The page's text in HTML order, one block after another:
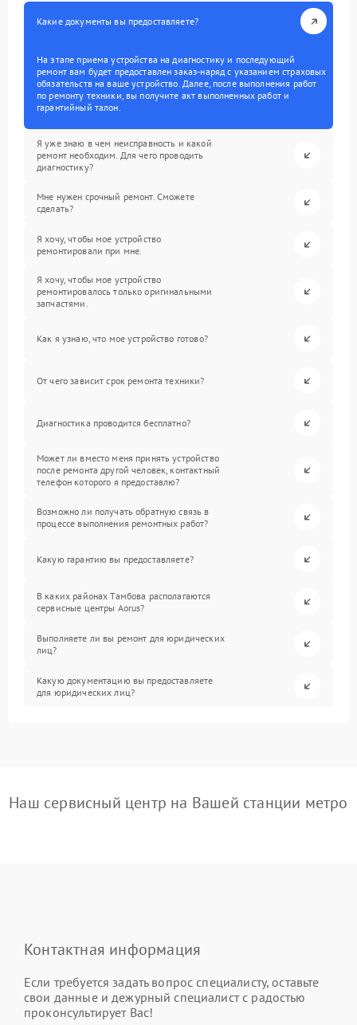
Какие документы вы предоставляете?
На этапе приема устройства на диагностику и последующий
ремонт вам будет предоставлен заказ-наряд с указанием страховых
обязательств на ваше устройство. Далее, после выполнения работ
по ремонту техники, вы получите акт выполненных работ и
гарантийный талон.
Я уже знаю в чем неисправность и какой
ремонт необходим. Для чего проводить
диагностику?
Мне нужен срочный ремонт. Сможете
сделать?
Я хочу, чтобы мое устройство
ремонтировали при мне.
Я хочу, чтобы мое устройство
ремонтировалось только оригинальными
запчастями.
Как я узнаю, что мое устройство готово?
От чего зависит срок ремонта техники?
Диагностика проводится бесплатно?
Может ли вместо меня принять устройство
после ремонта другой человек, контактный
телефон которого я предоставлю?
Возможно ли получать обратную связь в
процессе выполнения ремонтных работ?
Какую гарантию вы предоставляете?
В каких районах Тамбова располагаются
сервисные центры Aorus?
Выполняете ли вы ремонт для юридических
лиц?
Какую документацию вы предоставляете
для юридических лиц?
Наш сервисный центр на Вашей станции метро
Контактная информация
Если требуется задать вопрос специалисту, оставьте
свои данные и дежурный специалист с радостью
проконсультирует Вас!